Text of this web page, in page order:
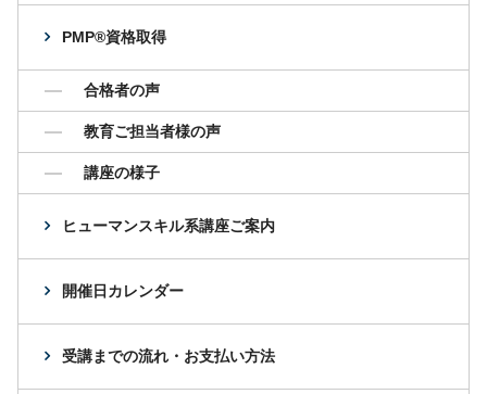
PMP®資格取得
合格者の声
教育ご担当者様の声
講座の様子
ヒューマンスキル系講座ご案内
開催日カレンダー
受講までの流れ・お支払い方法